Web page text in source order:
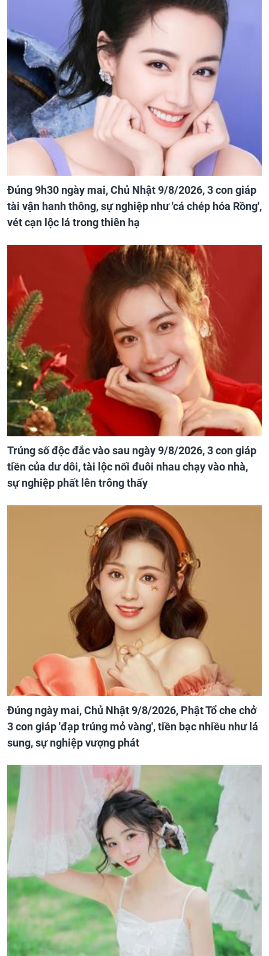
Đúng 9h30 ngày mai, Chủ Nhật 9/8/2026, 3 con giáp
tài vận hanh thông, sự nghiệp như 'cá chép hóa Rồng',
vét cạn lộc lá trong thiên hạ
Trúng số độc đắc vào sau ngày 9/8/2026, 3 con giáp
tiền của dư dôi, tài lộc nối đuôi nhau chạy vào nhà,
sự nghiệp phất lên trông thấy
Đúng ngày mai, Chủ Nhật 9/8/2026, Phật Tổ che chở
3 con giáp 'đạp trúng mỏ vàng', tiền bạc nhiều như lá
sung, sự nghiệp vượng phát